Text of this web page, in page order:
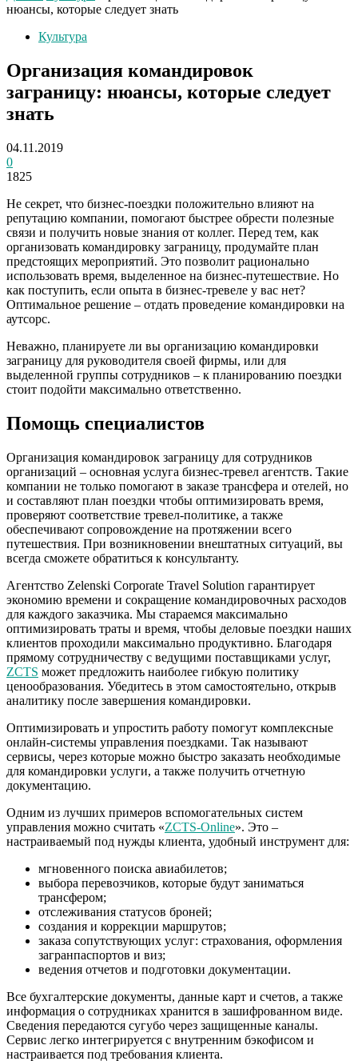
нюансы, которые следует знать
Культура
Организация командировок
заграницу: нюансы, которые следует
знать
04.11.2019
0
1825
Не секрет, что бизнес-поездки положительно влияют на
репутацию компании, помогают быстрее обрести полезные
связи и получить новые знания от коллег. Перед тем, как
организовать командировку заграницу, продумайте план
предстоящих мероприятий. Это позволит рационально
использовать время, выделенное на бизнес-путешествие. Но
как поступить, если опыта в бизнес-тревеле у вас нет?
Оптимальное решение – отдать проведение командировки на
аутсорс.
Неважно, планируете ли вы организацию командировки
заграницу для руководителя своей фирмы, или для
выделенной группы сотрудников – к планированию поездки
стоит подойти максимально ответственно.
Помощь специалистов
Организация командировок заграницу для сотрудников
организаций – основная услуга бизнес-тревел агентств. Такие
компании не только помогают в заказе трансфера и отелей, но
и составляют план поездки чтобы оптимизировать время,
проверяют соответствие тревел-политике, а также
обеспечивают сопровождение на протяжении всего
путешествия. При возникновении внештатных ситуаций, вы
всегда сможете обратиться к консультанту.
Агентство Zelenski Corporate Travel Solution гарантирует
экономию времени и сокращение командировочных расходов
для каждого заказчика. Мы стараемся максимально
оптимизировать траты и время, чтобы деловые поездки наших
клиентов проходили максимально продуктивно. Благодаря
прямому сотрудничеству с ведущими поставщиками услуг,
ZCTS может предложить наиболее гибкую политику
ценообразования. Убедитесь в этом самостоятельно, открыв
аналитику после завершения командировки.
Оптимизировать и упростить работу помогут комплексные
онлайн-системы управления поездками. Так называют
сервисы, через которые можно быстро заказать необходимые
для командировки услуги, а также получить отчетную
документацию.
Одним из лучших примеров вспомогательных систем
управления можно считать «ZCTS-Online». Это –
настраиваемый под нужды клиента, удобный инструмент для:
мгновенного поиска авиабилетов;
выбора перевозчиков, которые будут заниматься
трансфером;
отслеживания статусов броней;
создания и коррекции маршрутов;
заказа сопутствующих услуг: страхования, оформления
загранпаспортов и виз;
ведения отчетов и подготовки документации.
Все бухгалтерские документы, данные карт и счетов, а также
информация о сотрудниках хранится в зашифрованном виде.
Сведения передаются сугубо через защищенные каналы.
Сервис легко интегрируется с внутренним бэкофисом и
настраивается под требования клиента.